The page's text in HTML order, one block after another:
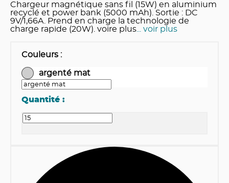
Chargeur magnétique sans fil (15W) en aluminium
recyclé et power bank (5000 mAh). Sortie : DC
9V/1,66A. Prend en charge la technologie de
charge rapide (20W). voire plus... voir plus
Couleurs :
argenté mat
Quantité :